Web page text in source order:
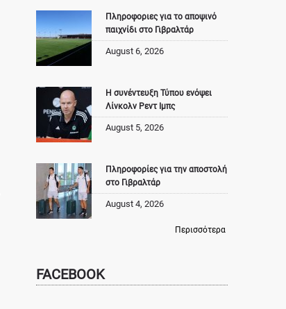
Πληροφοριες για το αποψινό
παιχνίδι στο Γιβραλτάρ
August 6, 2026
Η συνέντευξη Τύπου ενόψει
Λίνκολν Ρεντ Ιμπς
August 5, 2026
Πληροφορίες για την αποστολή
στο Γιβραλτάρ
August 4, 2026
Περισσότερα
FACEBOOK